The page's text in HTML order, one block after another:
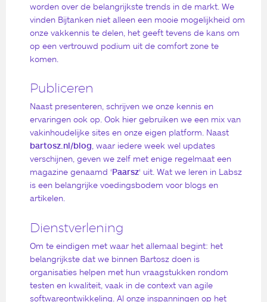
worden over de belangrijkste trends in de markt. We
vinden Bijtanken niet alleen een mooie mogelijkheid om
onze vakkennis te delen, het geeft tevens de kans om
op een vertrouwd podium uit de comfort zone te
komen.
Publiceren
Naast presenteren, schrijven we onze kennis en
ervaringen ook op. Ook hier gebruiken we een mix van
vakinhoudelijke sites en onze eigen platform. Naast
bartosz.nl/blog , waar iedere week wel updates
verschijnen, geven we zelf met enige regelmaat een
magazine genaamd ‘Paarsz‘ uit. Wat we leren in Labsz
is een belangrijke voedingsbodem voor blogs en
artikelen.
Dienstverlening
Om te eindigen met waar het allemaal begint: het
belangrijkste dat we binnen Bartosz doen is
organisaties helpen met hun vraagstukken rondom
testen en kwaliteit, vaak in de context van agile
softwareontwikkeling. Al onze inspanningen op het